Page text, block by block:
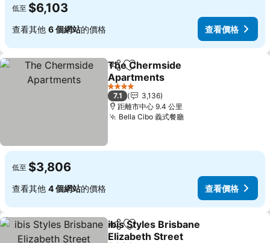
低至 $6,103
查看其他 6 個網站的價格 查看價格
分享 加入我的最愛
The Chermside
Apartments
4 星級
7.1
3,136
距離市中心 9.4 公里
Bella Cibo 義式餐廳
低至 $3,806
查看其他 4 個網站的價格 查看價格
分享 加入我的最愛
ibis Styles Brisbane
Elizabeth Street